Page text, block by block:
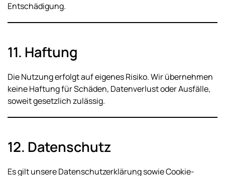
Entschädigung.
11. Haftung
Die Nutzung erfolgt auf eigenes Risiko. Wir übernehmen
keine Haftung für Schäden, Datenverlust oder Ausfälle,
soweit gesetzlich zulässig.
12. Datenschutz
Es gilt unsere Datenschutzerklärung sowie Cookie-